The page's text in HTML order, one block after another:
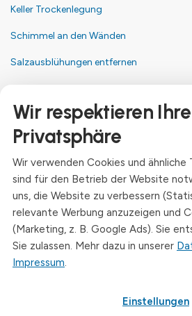
Keller Trockenlegung
Schimmel an den Wänden
Salzausblühungen entfernen
Anschrift
Dresdner Straße 24, 09577 Niederwiesa
Telefon
+49 (0)3726 - 720 560
E-Mail
info@drymat.de
Öffnungszeiten
Mo-Fr: 08:00 - 15:00 Uhr
Wir respektieren Ihre
Privatsphäre
Wir verwenden Cookies und ähnliche
sind für den Betrieb der Website
uns, die Website zu verbessern
relevante Werbung anzuzeigen und
(Marketing, z. B. Google Ads). Sie
Sie zulassen. Mehr dazu in unserer
Impressum.
Einstellungen